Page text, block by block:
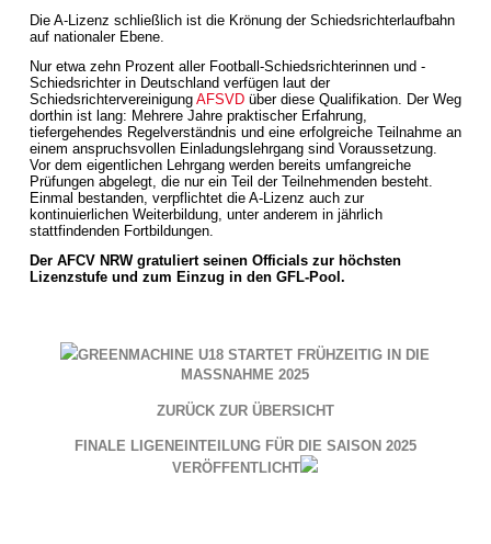
Die A-Lizenz schließlich ist die Krönung der Schiedsrichterlaufbahn
auf nationaler Ebene.
Nur etwa zehn Prozent aller Football-Schiedsrichterinnen und -
Schiedsrichter in Deutschland verfügen laut der
Schiedsrichtervereinigung AFSVDüber diese Qualifikation. Der Weg
dorthin ist lang: Mehrere Jahre praktischer Erfahrung,
tiefergehendes Regelverständnis und eine erfolgreiche Teilnahme an
einem anspruchsvollen Einladungslehrgang sind Voraussetzung.
Vor dem eigentlichen Lehrgang werden bereits umfangreiche
Prüfungen abgelegt, die nur ein Teil der Teilnehmenden besteht.
Einmal bestanden, verpflichtet die A-Lizenz auch zur
kontinuierlichen Weiterbildung, unter anderem in jährlich
stattfindenden Fortbildungen.
Der AFCV NRW gratuliert seinen Officials zur höchsten
Lizenzstufe und zum Einzug in den GFL-Pool.
GREENMACHINE U18 STARTET FRÜHZEITIG IN DIE
MASSNAHME 2025
ZURÜCK ZUR ÜBERSICHT
FINALE LIGENEINTEILUNG FÜR DIE SAISON 2025
VERÖFFENTLICHT